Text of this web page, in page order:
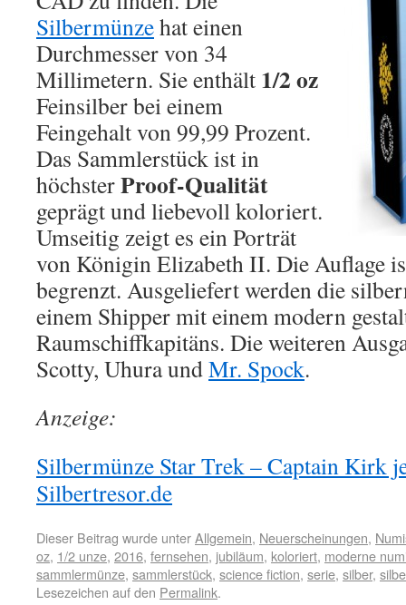
Silbermünzehat einen
Durchmesser von 34
Millimetern. Sie enthält 1/2 oz
Feinsilber bei einem
Feingehalt von 99,99 Prozent.
Das Sammlerstück ist in
höchsterProof-Qualität
geprägt und liebevoll koloriert.
Umseitig zeigt es ein Porträt
von Königin Elizabeth II. Die Auflage
begrenzt. Ausgeliefert werden die
einem Shipper mit einem modern
Raumschiffkapitäns. Die weiteren
Scotty, Uhura undMr. Spock.
Anzeige:
Silbermünze Star Trek – Captain Kirk
Silbertresor.de
Dieser Beitrag wurde unterAllgemein, Neuerscheinungen,
oz, 1/2 unze, 2016, fernsehen, jubiläum, koloriert, moderne
sammlermünze, sammlerstück, science fiction, serie, silber,
Lesezeichen auf den Permalink.